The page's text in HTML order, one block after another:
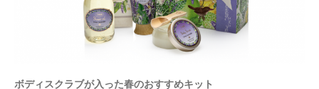
ボディスクラブが入った春のおすすめキット